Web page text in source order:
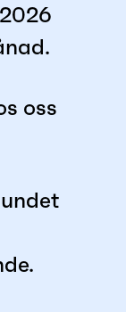
oss